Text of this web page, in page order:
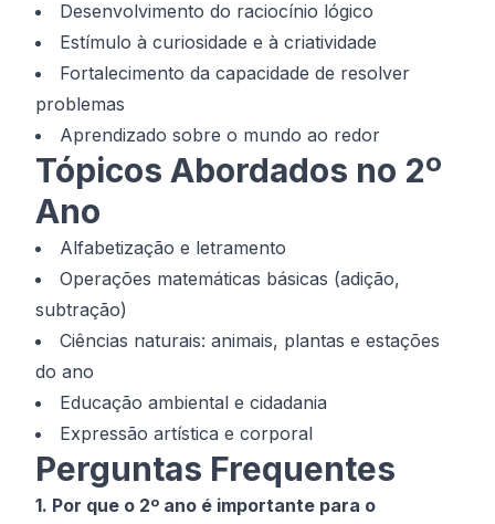
Desenvolvimento do raciocínio lógico
Estímulo à curiosidade e à criatividade
Fortalecimento da capacidade de resolver
problemas
Aprendizado sobre o mundo ao redor
Tópicos Abordados no 2º
Ano
Alfabetização e letramento
Operações matemáticas básicas (adição,
subtração)
Ciências naturais: animais, plantas e estações
do ano
Educação ambiental e cidadania
Expressão artística e corporal
Perguntas Frequentes
1. Por que o 2º ano é importante para o